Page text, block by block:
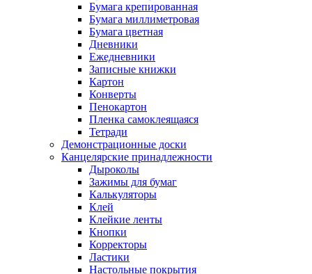
Бумага крепированная
Бумага миллиметровая
Бумага цветная
Дневники
Ежедневники
Записные книжки
Картон
Конверты
Пенокартон
Пленка самоклеящаяся
Тетради
Демонстрационные доски
Канцелярские принадлежности
Дыроколы
Зажимы для бумаг
Калькуляторы
Клей
Клейкие ленты
Кнопки
Корректоры
Ластики
Настольные покрытия